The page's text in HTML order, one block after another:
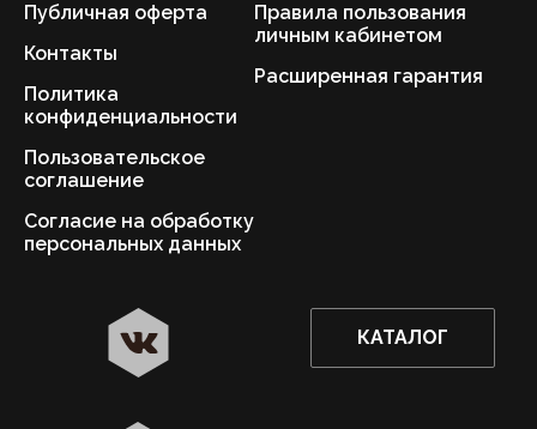
Публичная оферта
Контакты
Политика
конфиденциальности
Пользовательское
соглашение
Согласие на обработку
персональных данных
Правила пользования
личным кабинетом
Расширенная гарантия
КАТАЛОГ